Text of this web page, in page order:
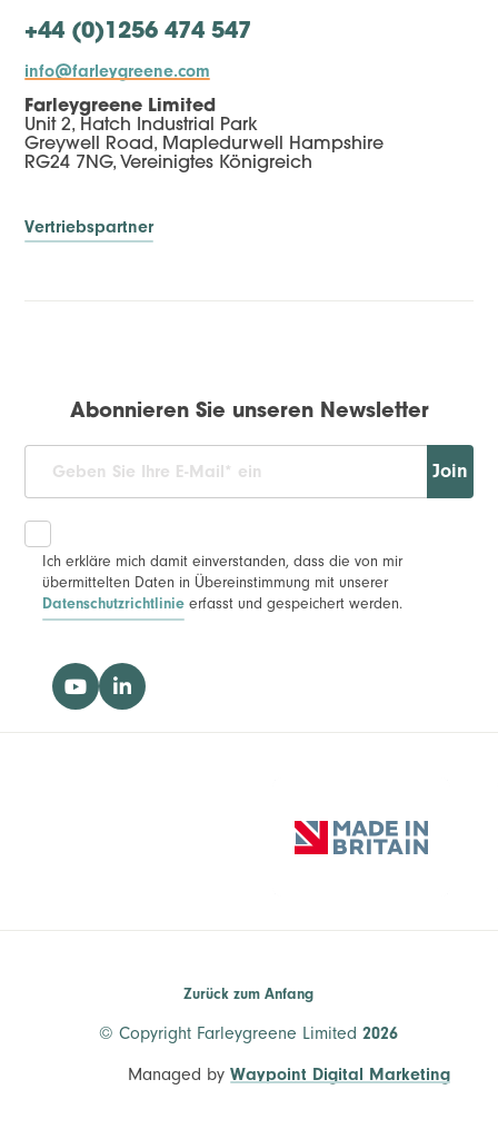
+44 (0)1256 474 547
info@farleygreene.com
Farleygreene Limited
Unit 2, Hatch Industrial Park
Greywell Road, Mapledurwell Hampshire
RG24 7NG, Vereinigtes Königreich
Vertriebspartner
Abonnieren Sie unseren Newsletter
Join
Ich erkläre mich damit einverstanden, dass die von mir
übermittelten Daten in Übereinstimmung mit unserer
Datenschutzrichtlinie erfasst und gespeichert werden.
© Copyright Farleygreene Limited2026
Zurück zum Anfang
Managed byWaypoint Digital Marketing